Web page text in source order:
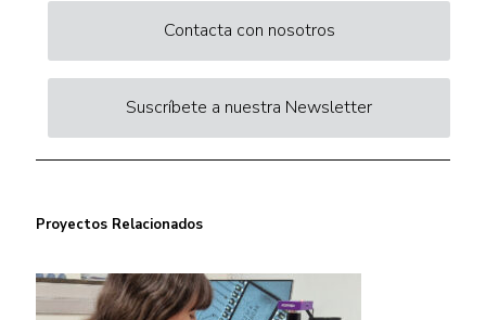
Contacta con nosotros
Suscríbete a nuestra Newsletter
Proyectos Relacionados